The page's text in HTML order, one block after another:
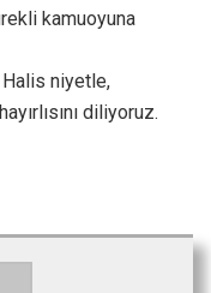
kamuoyuna
Halis niyetle,
diliyoruz.